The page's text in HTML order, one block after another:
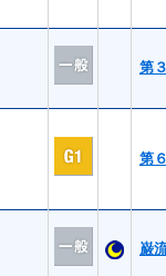
第
第
巌